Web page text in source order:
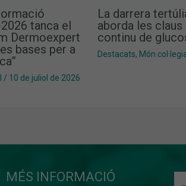
tanca el
Dermoexpert
bases per a
/ 10 de juliol de 2026
La darrera
aborda les
continu de
Destacats, Món
MÉS INFORMACIÓ